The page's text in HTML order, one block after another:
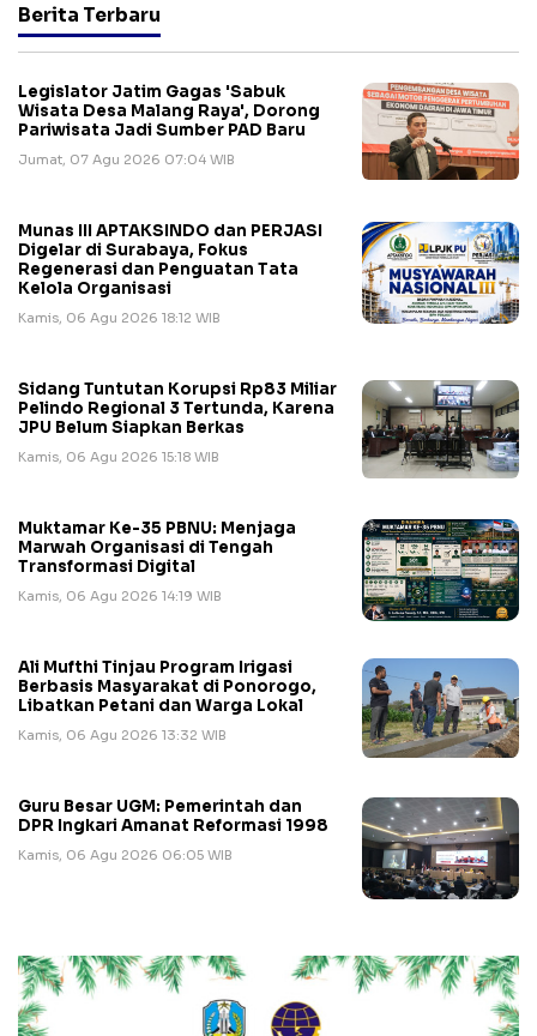
Berita Terbaru
Legislator Jatim Gagas 'Sabuk
Wisata Desa Malang Raya', Dorong
Pariwisata Jadi Sumber PAD Baru
Jumat, 07 Agu 2026 07:04 WIB
Munas III APTAKSINDO dan PERJASI
Digelar di Surabaya, Fokus
Regenerasi dan Penguatan Tata
Kelola Organisasi
Kamis, 06 Agu 2026 18:12 WIB
Sidang Tuntutan Korupsi Rp83 Miliar
Pelindo Regional 3 Tertunda, Karena
JPU Belum Siapkan Berkas
Kamis, 06 Agu 2026 15:18 WIB
Muktamar Ke-35 PBNU: Menjaga
Marwah Organisasi di Tengah
Transformasi Digital
Kamis, 06 Agu 2026 14:19 WIB
Ali Mufthi Tinjau Program Irigasi
Berbasis Masyarakat di Ponorogo,
Libatkan Petani dan Warga Lokal
Kamis, 06 Agu 2026 13:32 WIB
Guru Besar UGM: Pemerintah dan
DPR Ingkari Amanat Reformasi 1998
Kamis, 06 Agu 2026 06:05 WIB